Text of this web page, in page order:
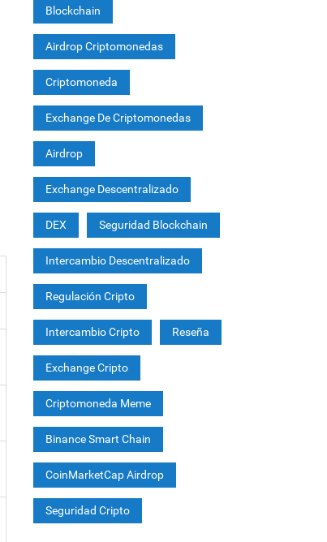
Blockchain
Airdrop Criptomonedas
Criptomoneda
Exchange De Criptomonedas
Airdrop
Exchange Descentralizado
DEX Seguridad Blockchain
Intercambio Descentralizado
Regulación Cripto
Intercambio Cripto Reseña
Exchange Cripto
Criptomoneda Meme
Binance Smart Chain
CoinMarketCap Airdrop
Seguridad Cripto